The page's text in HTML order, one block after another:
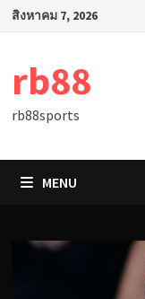
Skipสิงหาคม 7, 2026
rb88
rb88sports
MENU